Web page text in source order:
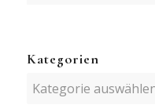
Kategorien
Kategorien